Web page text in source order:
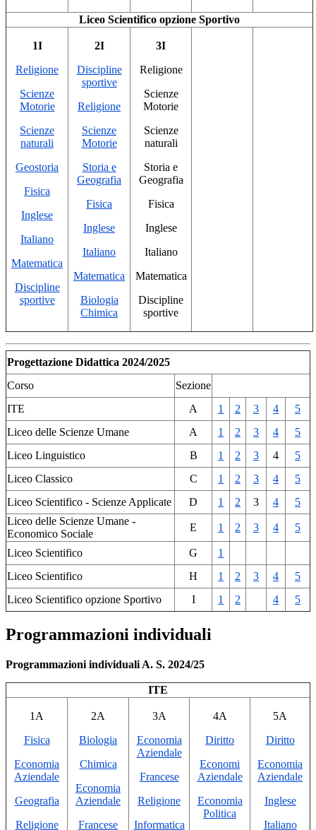
Liceo Scientifico opzione Sportivo
1I
Religione
Scienze
Motorie
Scienze
naturali
Geostoria
Fisica
Inglese
Italiano
Matematica
Discipline
sportive
2I
Discipline
sportive
Religione
Scienze
Motorie
Storia e
Geografia
Fisica
Inglese
Italiano
Matematica
Biologia
Chimica
3I
Religione
Scienze
Motorie
Scienze
naturali
Storia e
Geografia
Fisica
Inglese
Italiano
Matematica
Discipline
sportive
Progettazione Didattica 2024/2025
Corso
Sezione
ITE
A 1 2 3 4
5
Liceo delle Scienze Umane
A 1 2 3 4
5
Liceo Linguistico
B 1 2 3 4
5
Liceo Classico
C 1 2 3 4
5
Liceo Scientifico - Scienze Applicate
D 1 2 3 4
5
Liceo delle Scienze Umane -
Economico Sociale
E 1 2 3 4 5
Liceo Scientifico G
1
Liceo Scientifico
H 1 2 3 4
5
Liceo Scientifico opzione Sportivo
I 1 2 4 5
Programmazioni individuali
Programmazioni individuali A. S. 2024/25
ITE
1A
Fisica
Economia
Aziendale
Geografia
Religione
2A
Biologia
Chimica
Economia
Aziendale
Francese
3A
Economia
Aziendale
Francese
Religione
Informatica
4A
Diritto
Economi
Aziendale
Economia
Politica
5A
Diritto
Economia
Aziendale
Inglese
Italiano